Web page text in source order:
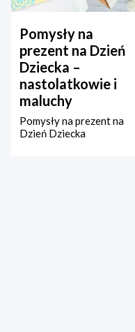
Pomysły na
prezent na Dzień
Dziecka –
nastolatkowie i
maluchy
Pomysły na prezent na
Dzień Dziecka